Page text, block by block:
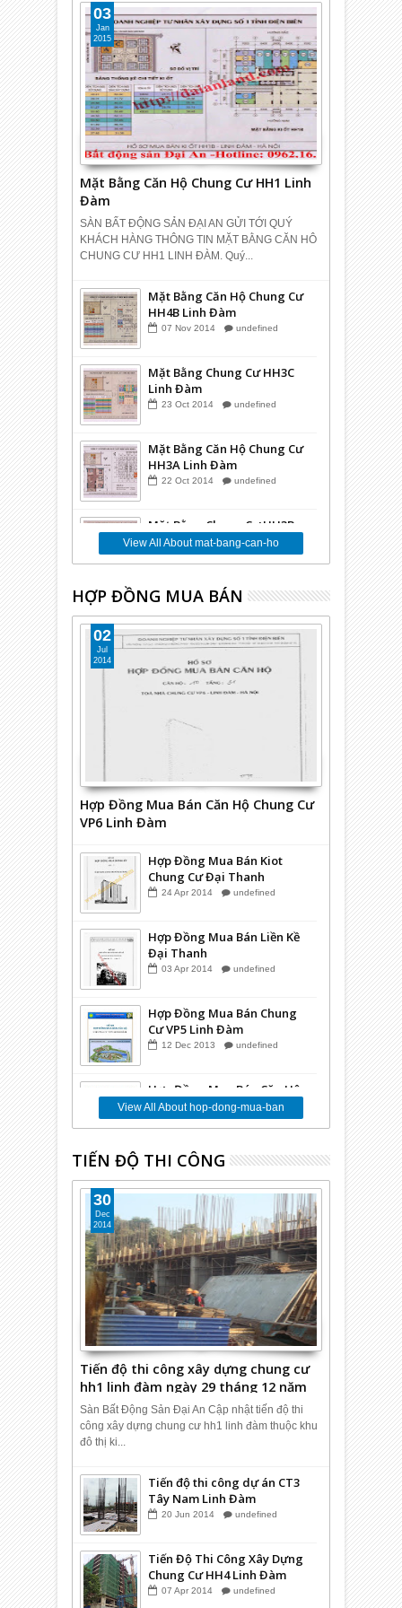
Mặt Bằng Căn Hộ Chung Cư HH1 Linh
Đàm
03
Jan
2015
SÀN BẤT ĐỘNG SẢN ĐẠI AN GỬI TỚI QUÝ
KHÁCH HÀNG THÔNG TIN MẶT BẰNG CĂN HÔ
CHUNG CƯ HH1 LINH ĐÀM. Quý...
Mặt Bằng Căn Hộ Chung Cư
HH4B Linh Đàm
07 Nov 2014 undefined
Mặt Bằng Chung Cư HH3C
Linh Đàm
23 Oct 2014 undefined
Mặt Bằng Căn Hộ Chung Cư
HH3A Linh Đàm
22 Oct 2014 undefined
Mặt Bằng Chung Cư HH3B
Linh Đàm
16 Oct 2014 undefined
Mặt Bằng Kiot Chung Cư
HH3 Linh Đàm
29 Sep 2014 undefined
View All About mat-bang-can-ho
HỢP ĐỒNG MUA BÁN
Hợp Đồng Mua Bán Căn Hộ Chung Cư
VP6 Linh Đàm
02
Jul
2014
Hợp Đồng Mua Bán Kiot
Chung Cư Đại Thanh
24 Apr 2014 undefined
Hợp Đồng Mua Bán Liền Kề
Đại Thanh
03 Apr 2014 undefined
Hợp Đồng Mua Bán Chung
Cư VP5 Linh Đàm
12 Dec 2013 undefined
Hợp Đồng Mua Bán Căn Hộ
Chung Cư Kim Văn Kim Lũ
CT12A
10 Dec 2013 undefined
Hợp Đồng Mua Bán Căn Hộ
Chung Cư Kim Văn Kim Lũ
CT11
2013
View All About hop-dong-mua-ban
TIẾN ĐỘ THI CÔNG
Tiến độ thi công xây dựng chung cư
hh1 linh đàm ngày 29 tháng 12 năm
2014.
30
Dec
2014
Sàn Bất Động Sản Đại An Cập nhật tiến độ thi
công xây dựng chung cư hh1 linh đàm thuộc khu
đô thị ki...
Tiến độ thi công dự án CT3
Tây Nam Linh Đàm
20 Jun 2014 undefined
Tiến Độ Thi Công Xây Dựng
Chung Cư HH4 Linh Đàm
07 Apr 2014 undefined